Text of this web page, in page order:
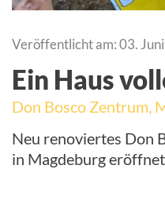
Veröffentlicht am: 03.
Ein Haus
Don Bosco Zentrum,
Neu renoviertes Don
in Magdeburg